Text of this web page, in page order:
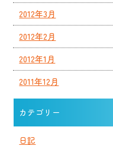
2012年3月
2012年2月
2012年1月
2011年12月
カテゴリー
日記